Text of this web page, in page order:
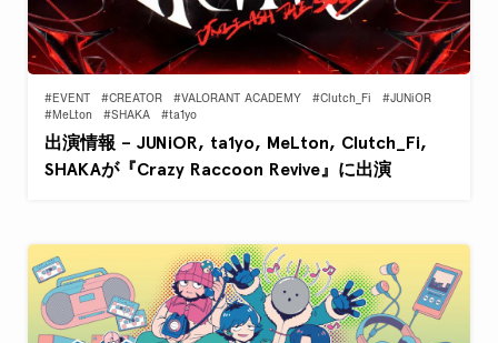
#EVENT #CREATOR #VALORANT ACADEMY #Clutch_Fi
#JUNiOR
#MeLton
#SHAKA #ta1yo
出演情報 – JUNiOR, ta1yo, MeLton, Clutch_Fi,
SHAKAが『Crazy Raccoon Revive』に出演